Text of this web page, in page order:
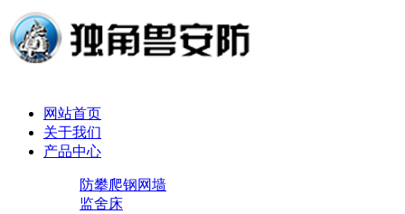
网站首页
关于我们
产品中心
防攀爬钢网墙
监舍床